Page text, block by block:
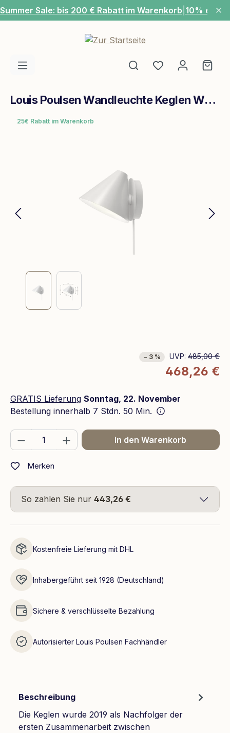
Zum Hauptinhalt springen
Summer Sale: bis 200 € Rabatt im Warenkorb 10% extra
Du hast 0
Louis Poulsen Wandleuchte Keglen Wall 175 White
25€ Rabatt im Warenkorb
− 3 % UVP: 485,00 €
468,26 €
GRATIS Lieferung Sonntag, 22. November
Bestellung innerhalb 7 Stdn. 50 Min.
Produkt Anzahl: Gib den gewünschten
In den Warenkorb
Merken
So zahlen Sie nur 443,26 €
Kostenfreie Lieferung mit DHL
Inhabergeführt seit 1928 (Deutschland)
Sichere & verschlüsselte Bezahlung
Autorisierter Louis Poulsen Fachhändler
Beschreibung
Die Keglen wurde 2019 als Nachfolger der
ersten Zusammenarbeit zwischen